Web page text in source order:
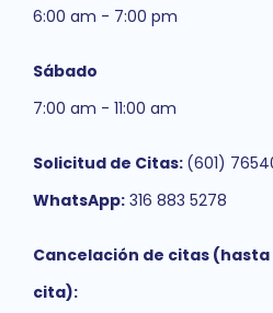
6:00 am - 7:00 pm
Sábado
7:00 am - 11:00 am
Solicitud de Citas: (601)
WhatsApp: 316 883 5278
Cancelación de citas
cita):